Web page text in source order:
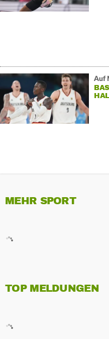
Auf
MEHR SPORT
TOP MELDUNGEN